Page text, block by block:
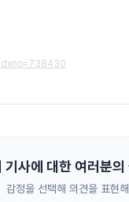
기사에 대한 여러분
감정을 선택해 의견을 표현